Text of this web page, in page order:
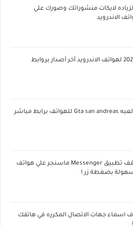
لايكات منشوراتك وصورك علي
الاندرويد
تحميل بيس 2020 لهواتف الاندرويد أخر أصدار بروابط
حصريا تحميل لعبه Gta san andreas للهواتف برابط مباشر
حل مشكله توقف تطبيق Messenger ماسنجر علي هواتف
سهولة بضغطة زر !
اسماء جهات الاتصال المكرره في هاتفك